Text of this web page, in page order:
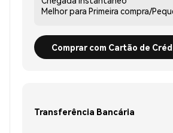
Melhor para Primeira compra/
Comprar com Cartão de
Transferência Bancária